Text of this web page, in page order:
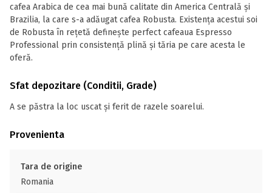
cafea Arabica de cea mai bună calitate din America Centrală și
Brazilia, la care s-a adăugat cafea Robusta. Existența acestui soi
de Robusta în rețetă definește perfect cafeaua Espresso
Professional prin consistență plină și tăria pe care acesta le
oferă.
Sfat depozitare (Conditii, Grade)
A se păstra la loc uscat și ferit de razele soarelui.
Provenienta
Tara de origine
Romania